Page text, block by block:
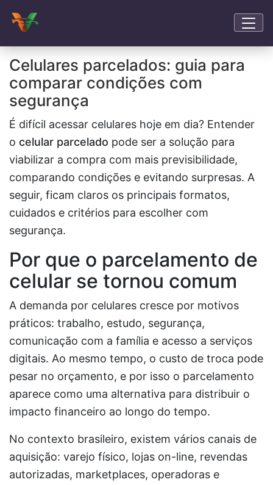
Celulares parcelados: guia para
comparar condições com
segurança
É difícil acessar celulares hoje em dia? Entender
o celular parcelado pode ser a solução para
viabilizar a compra com mais previsibilidade,
comparando condições e evitando surpresas. A
seguir, ficam claros os principais formatos,
cuidados e critérios para escolher com
segurança.
Por que o parcelamento de
celular se tornou comum
A demanda por celulares cresce por motivos
práticos: trabalho, estudo, segurança,
comunicação com a família e acesso a serviços
digitais. Ao mesmo tempo, o custo de troca pode
pesar no orçamento, e por isso o parcelamento
aparece como uma alternativa para distribuir o
impacto financeiro ao longo do tempo.
No contexto brasileiro, existem vários canais de
aquisição: varejo físico, lojas on-line, revendas
autorizadas, marketplaces, operadoras e